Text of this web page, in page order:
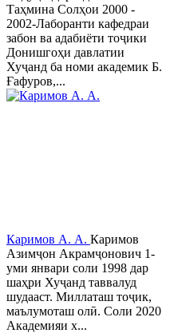
Таҳмина Солҳои 2000 -
2002-Лаборанти кафедраи
забон ва адабиёти тоҷики
Донишгоҳи давлатии
Хуҷанд ба номи академик Б.
Ғафуров,...
Каримов А. А. Каримов
Азимҷон Акрамҷонович 1-
уми январи соли 1998 дар
шаҳри Хуҷанд таввалуд
шудааст. Миллаташ тоҷик,
маълумоташ олӣ. Соли 2020
Академияи х...